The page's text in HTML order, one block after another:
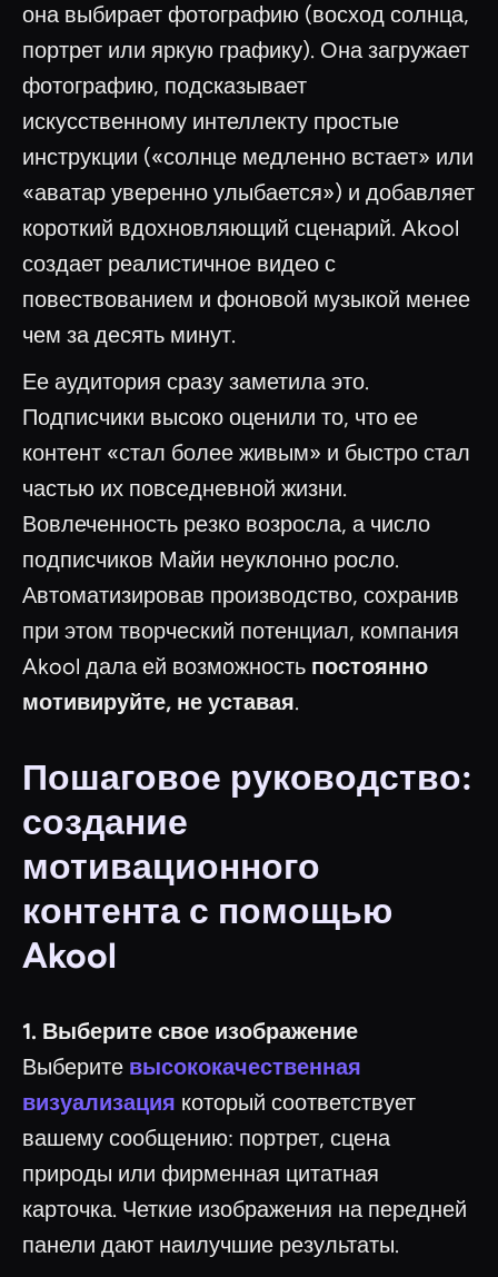
она выбирает фотографию (восход солнца,
портрет или яркую графику). Она загружает
фотографию, подсказывает
искусственному интеллекту простые
инструкции («солнце медленно встает» или
«аватар уверенно улыбается») и добавляет
короткий вдохновляющий сценарий. Akool
создает реалистичное видео с
повествованием и фоновой музыкой менее
чем за десять минут.
Ее аудитория сразу заметила это.
Подписчики высоко оценили то, что ее
контент «стал более живым» и быстро стал
частью их повседневной жизни.
Вовлеченность резко возросла, а число
подписчиков Майи неуклонно росло.
Автоматизировав производство, сохранив
при этом творческий потенциал, компания
Akool дала ей возможность постоянно
мотивируйте, не уставая.
Пошаговое руководство:
создание
мотивационного
контента с помощью
Akool
1. Выберите свое изображение
Выберите высококачественная
визуализация который соответствует
вашему сообщению: портрет, сцена
природы или фирменная цитатная
карточка. Четкие изображения на передней
панели дают наилучшие результаты.